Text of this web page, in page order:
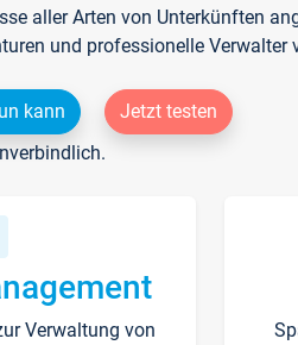
aller Arten von Unterkünften
und professionelle Verwalter
kann
Jetzt testen
Verwaltung von